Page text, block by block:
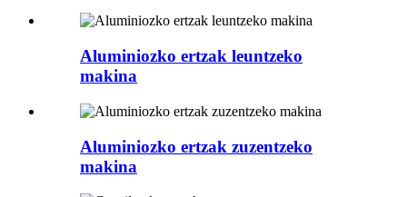
Aluminiozko ertzak leuntzeko
makina
Aluminiozko ertzak zuzentzeko
makina